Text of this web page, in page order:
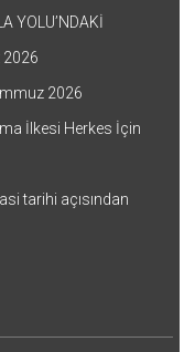
YOLU’NDAKİ
2026
2026
İlkesi Herkes İçin
tarihi açısından